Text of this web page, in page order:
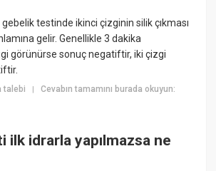
gebelik testinde ikinci çizginin silik çıkması
gelir. Genellikle 3 dakika
görünürse sonuç negatiftir, iki çizgi
talebi |Cevabın tamamını burada okuyun:
ilk idrarla yapılmazsa ne